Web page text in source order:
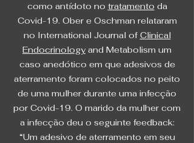
como antídoto no tratamento da
Covid-19. Ober e Oschman relataram
no International Journal of Clinical
Endocrinology and Metabolism um
caso anedótico em que adesivos de
aterramento foram colocados no peito
de uma mulher durante uma infecção
por Covid-19. O marido da mulher com
a infecção deu o seguinte feedback:
“Um adesivo de aterramento em seu